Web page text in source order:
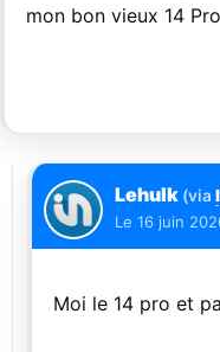
mon bon vieux 14
Lehulk (via
Le 16 juin
Moi le 14 pro et